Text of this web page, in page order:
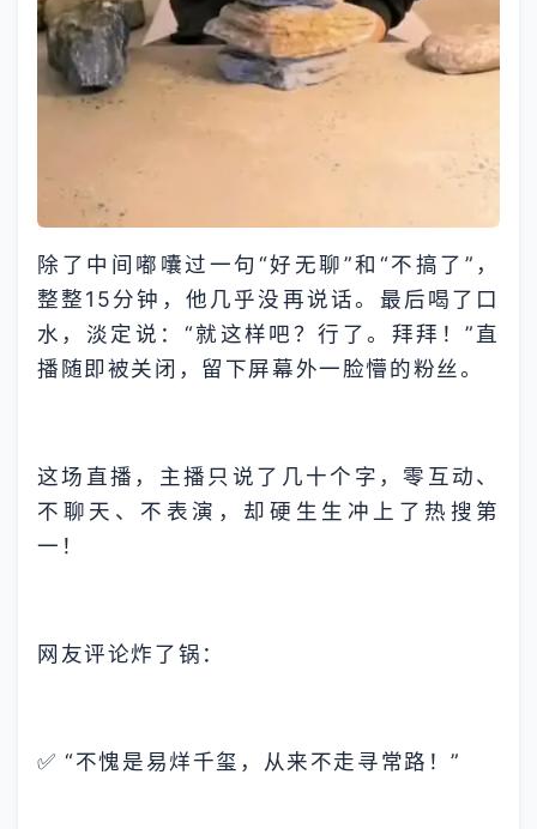
除了中间嘟囔过一句“好无聊”和“不搞了”，
整整15分钟，他几乎没再说话。最后喝了口
水，淡定说：“就这样吧？行了。拜拜！”直
播随即被关闭，留下屏幕外一脸懵的粉丝。
这场直播，主播只说了几十个字，零互动、
不聊天、不表演，却硬生生冲上了热搜第
一！
网友评论炸了锅：
✅ “不愧是易烊千玺，从来不走寻常路！”